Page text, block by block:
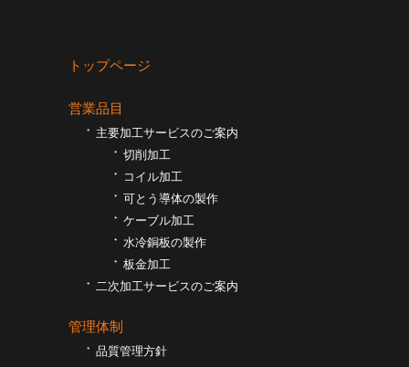
トップページ
営業品目
主要加工サービスのご案内
切削加工
コイル加工
可とう導体の製作
ケーブル加工
⽔冷銅板の製作
板⾦加工
二次加工サービスのご案内
管理体制
品質管理方針